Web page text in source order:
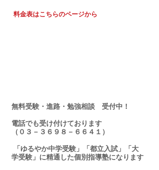
料金表はこちらのページから
無料受験・進路・勉強相談　受付中！
電話でも受け付けております
（０３－３６９８－６６４１）
学受験」に精通した個別指導塾になります